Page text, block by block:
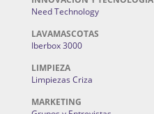
Need Technology
LAVAMASCOTAS
Iberbox 3000
LIMPIEZA
Limpiezas Criza
MARKETING